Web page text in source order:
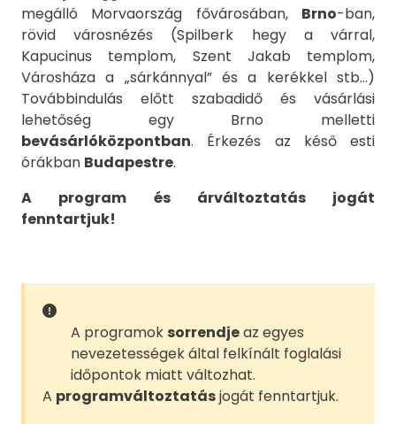
megálló Morvaország fővárosában, Brno-ban,
rövid városnézés (Spilberk hegy a várral,
Kapucinus templom, Szent Jakab templom,
Városháza a „sárkánnyal” és a kerékkel stb…)
Továbbindulás előtt szabadidő és vásárlási
lehetőség egy Brno melletti
bevásárlóközpontban. Érkezés az késő esti
órákban Budapestre.
A program és árváltoztatás jogát
fenntartjuk!
A programok sorrendjeaz egyes
nevezetességek által felkínált foglalási
időpontok miatt változhat.
A programváltoztatásjogát fenntartjuk.